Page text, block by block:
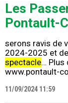
Les
Pontault-
serons ravis de
2024-2025 et
spectacle… Plus
www.pontault-
11/09/2024 11:59